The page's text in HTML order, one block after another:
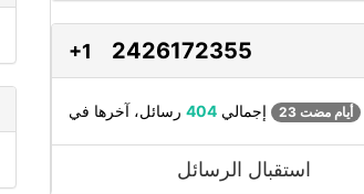
+1 2426172355
إجمالي 404 23 أيام مضت
استقبال الرسائل